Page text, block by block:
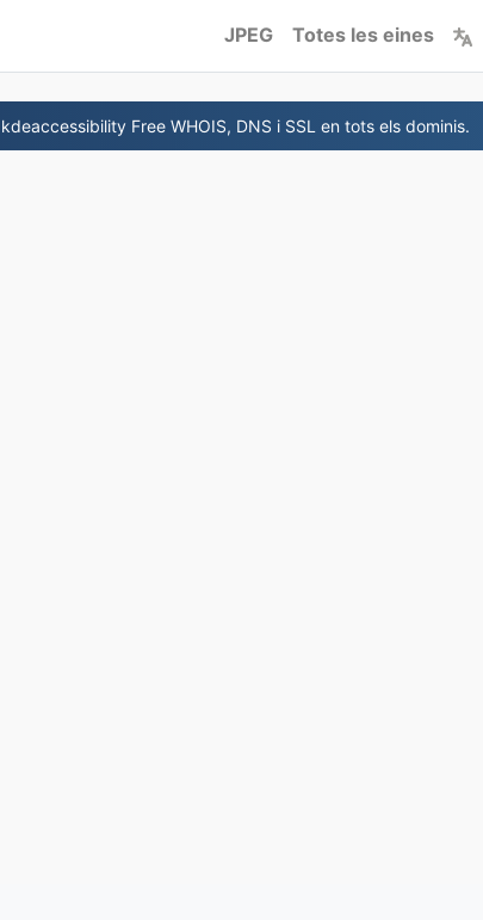
JPEG Totes les eines
kdeaccessibility Free WHOIS, DNS i SSL en tots els dominis.